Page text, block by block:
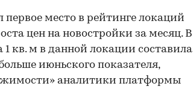
место в рейтинге локаций
цен на новостройки за месяц. В
1 кв. м в данной локации составила
июньского показателя,
аналитики платформы